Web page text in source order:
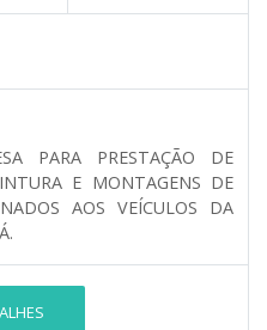
PARA PRESTAÇÃO DE
E MONTAGENS DE
AOS VEÍCULOS DA